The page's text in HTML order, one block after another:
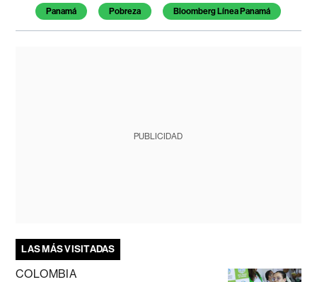
Temas de este artículo
Panamá Pobreza Bloomberg Línea Panamá
PUBLICIDAD
LAS MÁS VISITADAS
COLOMBIA